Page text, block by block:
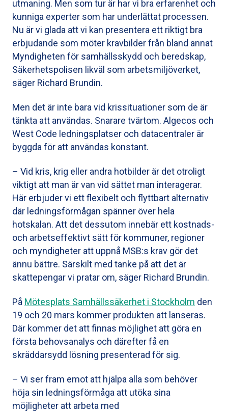
utmaning. Men som tur är har vi bra erfarenhet och
kunniga experter som har underlättat processen.
Nu är vi glada att vi kan presentera ett riktigt bra
erbjudande som möter kravbilder från bland annat
Myndigheten för samhällsskydd och beredskap,
Säkerhetspolisen likväl som arbetsmiljöverket,
säger Richard Brundin.
Men det är inte bara vid krissituationer som de är
tänkta att användas. Snarare tvärtom. Algecos och
West Code ledningsplatser och datacentraler är
byggda för att användas konstant.
– Vid kris, krig eller andra hotbilder är det otroligt
viktigt att man är van vid sättet man interagerar.
Här erbjuder vi ett flexibelt och flyttbart alternativ
där ledningsförmågan spänner över hela
hotskalan. Att det dessutom innebär ett kostnads-
och arbetseffektivt sätt för kommuner, regioner
och myndigheter att uppnå MSB:s krav gör det
ännu bättre. Särskilt med tanke på att det är
skattepengar vi pratar om, säger Richard Brundin.
På Mötesplats Samhällssäkerhet i Stockholm den
19 och 20 mars kommer produkten att lanseras.
Där kommer det att finnas möjlighet att göra en
första behovsanalys och därefter få en
skräddarsydd lösning presenterad för sig.
– Vi ser fram emot att hjälpa alla som behöver
höja sin ledningsförmåga att utöka sina
möjligheter att arbeta med